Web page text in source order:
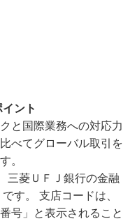
ント
と国際業務への対応力
べてグローバル取引を
。
三菱ＵＦＪ銀行の金融
す。 支店コードは、
号」と表示されること